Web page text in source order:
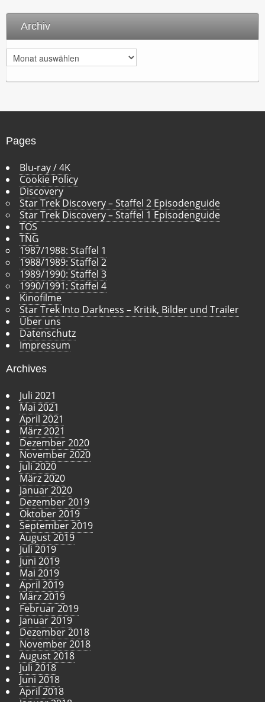
Archiv
r
v
Pages
Blu-ray / 4K
Cookie Policy
Discovery
Star Trek Discovery – Staffel 2 Episodenguide
Star Trek Discovery – Staffel 1 Episodenguide
TOS
TNG
1987/1988: Staffel 1
1988/1989: Staffel 2
1989/1990: Staffel 3
1990/1991: Staffel 4
Kinofilme
Star Trek Into Darkness – Kritik, Bilder und Trailer
Über uns
Datenschutz
Impressum
Archives
Juli 2021
Mai 2021
April 2021
März 2021
Dezember 2020
November 2020
Juli 2020
März 2020
Januar 2020
Dezember 2019
Oktober 2019
September 2019
August 2019
Juli 2019
Juni 2019
Mai 2019
April 2019
März 2019
Februar 2019
Januar 2019
Dezember 2018
November 2018
August 2018
Juli 2018
Juni 2018
April 2018